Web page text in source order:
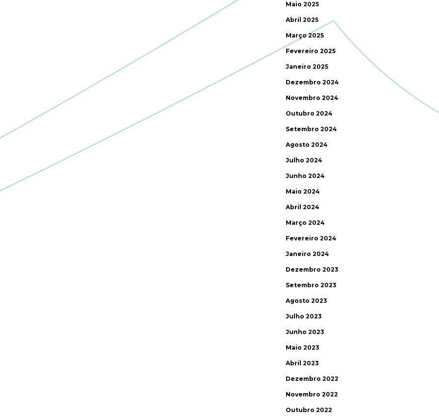
Maio 2025
Abril 2025
Março 2025
Fevereiro 2025
Janeiro 2025
Dezembro 2024
Novembro 2024
Outubro 2024
Setembro 2024
Agosto 2024
Julho 2024
Junho 2024
Maio 2024
Abril 2024
Março 2024
Fevereiro 2024
Janeiro 2024
Dezembro 2023
Setembro 2023
Agosto 2023
Julho 2023
Junho 2023
Maio 2023
Abril 2023
Dezembro 2022
Novembro 2022
Outubro 2022